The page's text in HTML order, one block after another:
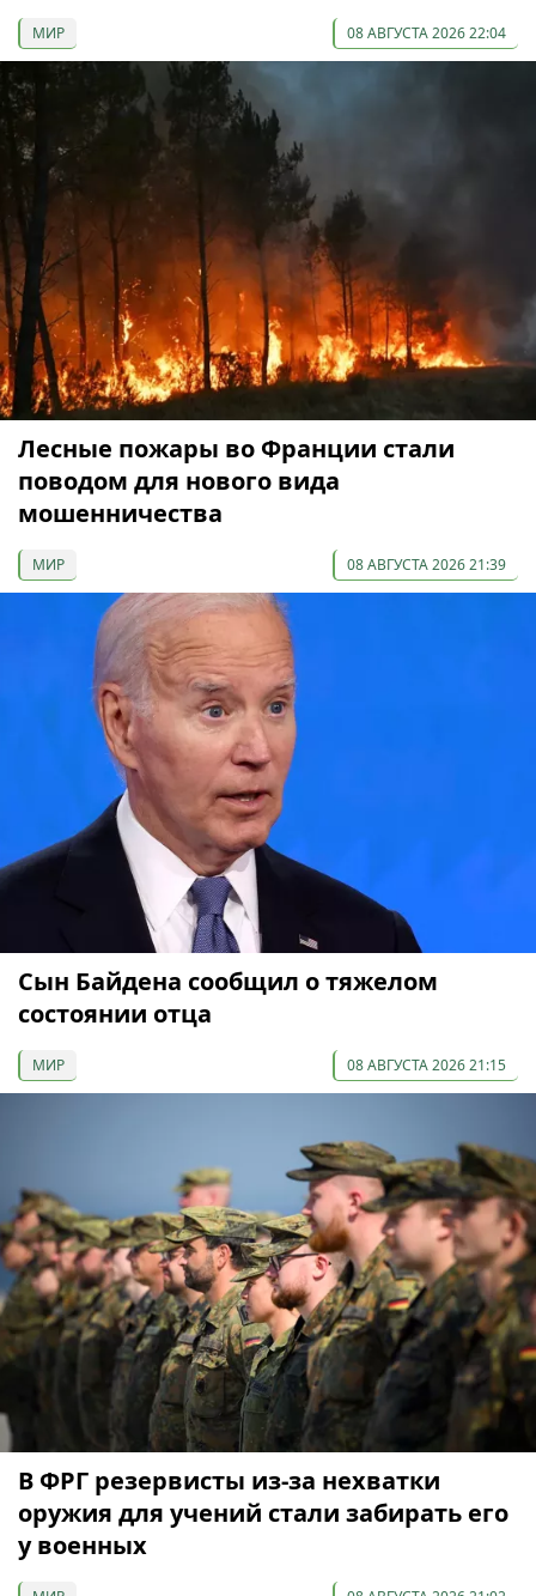
МИР 08 АВГУСТА 2026 22:04
Лесные пожары во Франции стали
поводом для нового вида
мошенничества
МИР 08 АВГУСТА 2026 21:39
Сын Байдена сообщил о тяжелом
состоянии отца
МИР 08 АВГУСТА 2026 21:15
В ФРГ резервисты из-за нехватки
оружия для учений стали забирать его
у военных